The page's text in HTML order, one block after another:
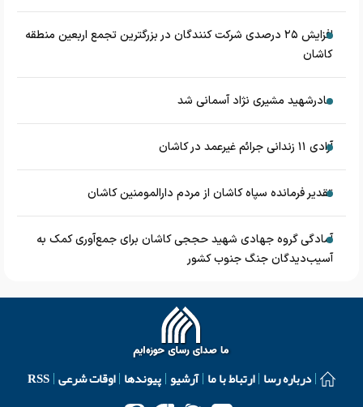
افزایش ۲۵ درصدی شرکت کنندگان در بزرگترین تجمع اربعین منطقه
کاشان
مادرشهید مشیری نژاد آسمانی شد
آزادی ۱۱ زندانی جرائم غیرعمد در کاشان
تقدیر فرمانده سپاه کاشان از مردم دارالمومنین کاشان
آمادگی گروه جهادی شهید حججی کاشان برای جمع‌آوری کمک به
آسیب‌دیدگان جنگ جنوب کشور
درباره رسا ارتباط با ما آرشیو پیوندها اوقات شرعی RSS